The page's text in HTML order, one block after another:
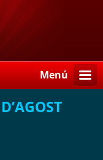
Menú